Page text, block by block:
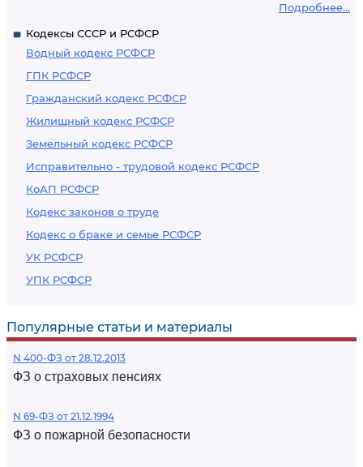
Подробнее...
Кодексы СССР и РСФСР
Водный кодекс РСФСР
ГПК РСФСР
Гражданский кодекс РСФСР
Жилищный кодекс РСФСР
Земельный кодекс РСФСР
Исправительно - трудовой кодекс РСФСР
КоАП РСФСР
Кодекс законов о труде
Кодекс о браке и семье РСФСР
УК РСФСР
УПК РСФСР
Популярные статьи и материалы
N 400-ФЗ от 28.12.2013
ФЗ о страховых пенсиях
N 69-ФЗ от 21.12.1994
ФЗ о пожарной безопасности